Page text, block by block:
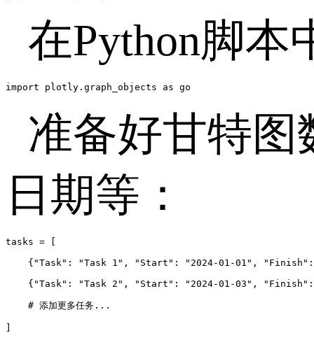
在Python脚本
import plotly.graph_objects as go
准备好甘特
日期等：
tasks = [
{"Task": "Task 1", "Start": "2024-01-01",
{"Task": "Task 2", "Start": "2024-01-03",
    # 添加更多任务...